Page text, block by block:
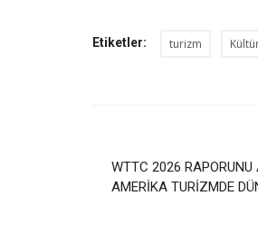
Etiketler: turizm
WTTC 2026 RAPORUNU
AMERİKA TURİZMDE